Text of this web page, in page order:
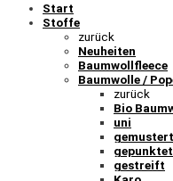
Start
Stoffe
zurück
Neuheiten
Baumwollfleece
Baumwolle /
zurück
Bio
uni
gemustert
gepunktet
gestreift